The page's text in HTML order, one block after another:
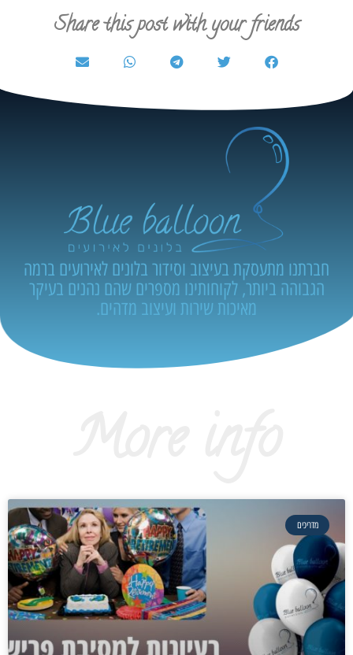
Share this post with your friends
חברתנו מתעסקת בעיצוב וסידור בלונים לאירועים ברמה
הגבוהה ביותר, לקוחותינו מספרים שהם נהנים בעיקר
מאיכות שירות ועיצוב מדהים.
מדריכים